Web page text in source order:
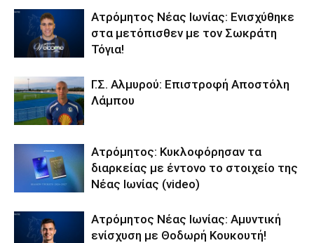
Ατρόμητος Νέας Ιωνίας: Ενισχύθηκε
στα μετόπισθεν με τον Σωκράτη
Τόγια!
Γ.Σ. Αλμυρού: Επιστροφή Αποστόλη
Λάμπου
Ατρόμητος: Κυκλοφόρησαν τα
διαρκείας με έντονο το στοιχείο της
Νέας Ιωνίας (video)
Ατρόμητος Νέας Ιωνίας: Αμυντική
ενίσχυση με Θοδωρή Κουκουτή!